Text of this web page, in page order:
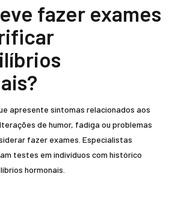
fazer exames
apresente sintomas relacionados aos
de humor, fadiga ou problemas
fazer exames. Especialistas
testes em indivíduos com histórico
hormonais.